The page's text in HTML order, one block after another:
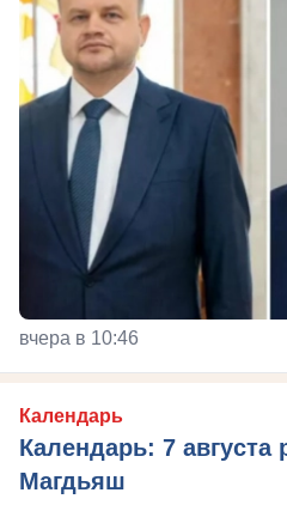
вчера в 10:46
Календарь
Календарь: 7
Магдьяш